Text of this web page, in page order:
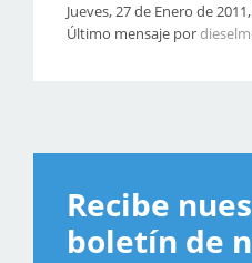
Jueves, 27 de Enero de
Último mensaje por
Recibe
boletín de